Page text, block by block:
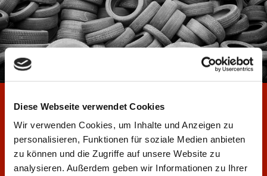
Diese Webseite verwendet Cookies
Wir verwenden Cookies, um Inhalte und Anzeigen zu
personalisieren, Funktionen für soziale Medien anbieten
zu können und die Zugriffe auf unsere Website zu
analysieren. Außerdem geben wir Informationen zu Ihrer